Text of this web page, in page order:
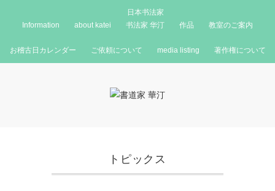
Information about katei
日本书法家
书法家 华汀
作品 教室のご案内
お稽古日カレンダー ご依頼について media listing 著作権について
トピックス